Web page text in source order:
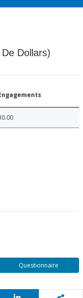
Dollars)
Questionnaire